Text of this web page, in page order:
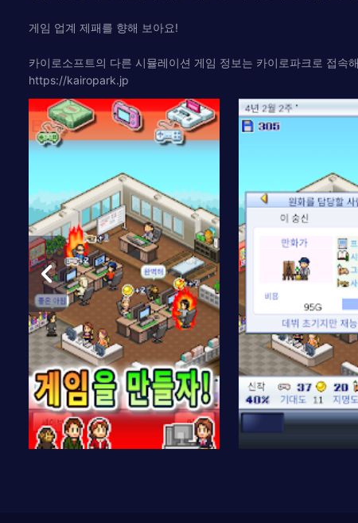
게임 업계 제패를 향해 보아요!
카이로소프트의 다른 시뮬레이션 게임 정보는 카이로파크로 접속
https://kairopark.jp